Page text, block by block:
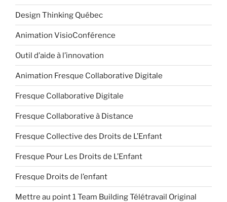
Design Thinking Québec
Animation VisioConférence
Outil d’aide à l’innovation
Animation Fresque Collaborative Digitale
Fresque Collaborative Digitale
Fresque Collaborative à Distance
Fresque Collective des Droits de L’Enfant
Fresque Pour Les Droits de L’Enfant
Fresque Droits de l’enfant
Mettre au point 1 Team Building Télétravail Original